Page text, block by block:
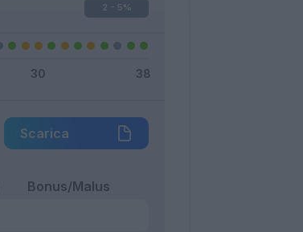
2 - 5%
Scarica
Bonus/Malus